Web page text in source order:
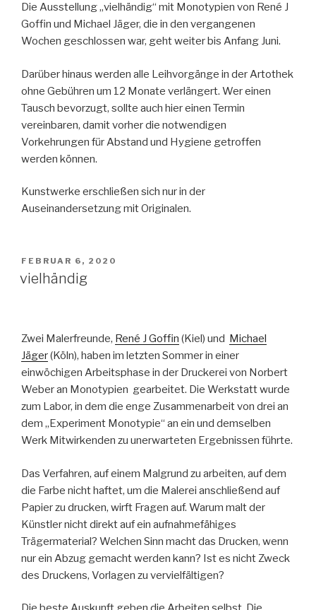
Die Ausstellung „vielhändig“ mit Monotypien von René J
Goffin und Michael Jäger, die in den vergangenen
Wochen geschlossen war, geht weiter bis Anfang Juni.
Darüber hinaus werden alle Leihvorgänge in der Artothek
ohne Gebühren um 12 Monate verlängert. Wer einen
Tausch bevorzugt, sollte auch hier einen Termin
vereinbaren, damit vorher die notwendigen
Vorkehrungen für Abstand und Hygiene getroffen
werden können.
Kunstwerke erschließen sich nur in der
Auseinandersetzung mit Originalen.
VERÖFFENTLICHT
AM
FEBRUAR 6, 2020
vielhändig
Zwei Malerfreunde, René J Goffin (Kiel) und Michael
Jäger(Köln), haben im letzten Sommer in einer
einwöchigen Arbeitsphase in der Druckerei von Norbert
Weber an Monotypien gearbeitet. Die Werkstatt wurde
zum Labor, in dem die enge Zusammenarbeit von drei an
dem „Experiment Monotypie“ an ein und demselben
Werk Mitwirkenden zu unerwarteten Ergebnissen führte.
Das Verfahren, auf einem Malgrund zu arbeiten, auf dem
die Farbe nicht haftet, um die Malerei anschließend auf
Papier zu drucken, wirft Fragen auf. Warum malt der
Künstler nicht direkt auf ein aufnahmefähiges
Trägermaterial? Welchen Sinn macht das Drucken, wenn
nur ein Abzug gemacht werden kann? Ist es nicht Zweck
des Druckens, Vorlagen zu vervielfältigen?